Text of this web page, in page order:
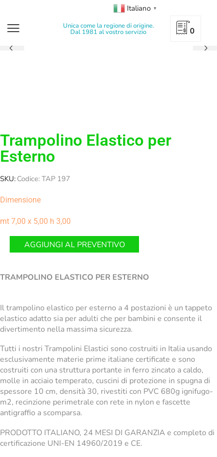
Italiano ▼
Unica come la regione di origine.
Dal 1981 al vostro servizio 0
Trampolino Elastico per
Esterno
SKU: Codice: TAP 197
Dimensione
mt 7,00 x 5,00 h 3,00
AGGIUNGI AL PREVENTIVO
TRAMPOLINO ELASTICO PER ESTERNO
Il trampolino elastico per esterno a 4 postazioni è un tappeto
elastico adatto sia per adulti che per bambini e consente il
divertimento nella massima sicurezza.
Tutti i nostri Trampolini Elastici sono costruiti in Italia usando
esclusivamente materie prime italiane certificate e sono
costruiti con una struttura portante in ferro zincato a caldo,
molle in acciaio temperato, cuscini di protezione in spugna di
spessore 10 cm, densità 30, rivestiti con PVC 680g ignifugo-
m2, recinzione perimetrale con rete in nylon e fascette
antigraffio a scomparsa.
PRODOTTO ITALIANO, 24 MESI DI GARANZIA e completo di
certificazione UNI-EN 14960/2019 e CE.